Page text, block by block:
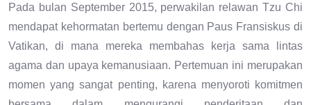
Pada bulan September 2015, perwakilan relawan Tzu Chi
mendapat kehormatan bertemu dengan Paus Fransiskus di
Vatikan, di mana mereka membahas kerja sama lintas
agama dan upaya kemanusiaan. Pertemuan ini merupakan
momen yang sangat penting, karena menyoroti komitmen